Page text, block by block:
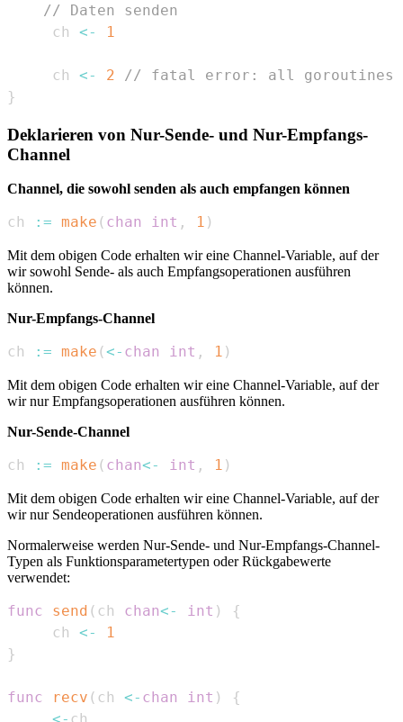
// Daten senden
	 ch
<- 1
	 ch
<- 2
// fatal error: all goroutines
}
Deklarieren von Nur-Sende- und Nur-Empfangs-
Channel
Channel, die sowohl senden als auch empfangen können
ch := make ( chan int , 1 )
Mit dem obigen Code erhalten wir eine Channel-Variable, auf der
wir sowohl Sende- als auch Empfangsoperationen ausführen
können.
Nur-Empfangs-Channel
ch := make (<- chan int , 1 )
Mit dem obigen Code erhalten wir eine Channel-Variable, auf der
wir nur Empfangsoperationen ausführen können.
Nur-Sende-Channel
ch := make ( chan<- int , 1 )
Mit dem obigen Code erhalten wir eine Channel-Variable, auf der
wir nur Sendeoperationen ausführen können.
Normalerweise werden Nur-Sende- und Nur-Empfangs-Channel-
Typen als Funktionsparametertypen oder Rückgabewerte
verwendet:
func send ( ch chan<- int )
{
	 ch
<-
1
}
func recv ( ch <- chan int )
{